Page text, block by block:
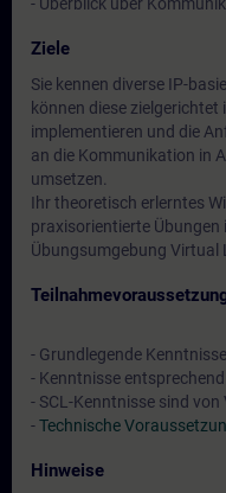
Ziele
Sie kennen diverse IP-
können diese zielgerichtet
implementieren und die
an die Kommunikation in
umsetzen.
Ihr theoretisch erlerntes
praxisorientierte Übungen
Übungsumgebung Virtual
- Grundlegende
- Kenntnisse
- SCL-Kenntnisse sind von
-Technische
Hinweise